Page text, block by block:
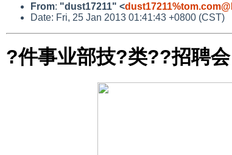
From: "dust17211" <
Date: Fri, 25 Jan 2013 01:41:43 +0800 (CST)
?件事业部技?类??招聘会